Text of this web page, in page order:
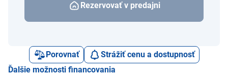
Rezervovať v predajni
Porovnať
Strážiť cenu a dostupnosť
Ďalšie možnosti financovania